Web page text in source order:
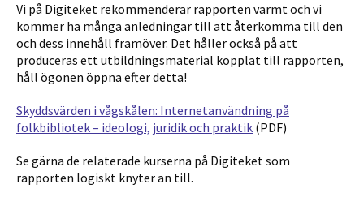
Vi på Digiteket rekommenderar rapporten varmt och vi
kommer ha många anledningar till att återkomma till den
och dess innehåll framöver. Det håller också på att
produceras ett utbildningsmaterial kopplat till rapporten,
håll ögonen öppna efter detta!
Skyddsvärden i vågskålen: Internetanvändning på
folkbibliotek – ideologi, juridik och praktik (PDF)
Se gärna de relaterade kurserna på Digiteket som
rapporten logiskt knyter an till.